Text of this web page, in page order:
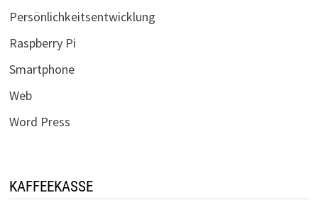
Persönlichkeitsentwicklung
Raspberry Pi
Smartphone
Web
Word Press
KAFFEEKASSE